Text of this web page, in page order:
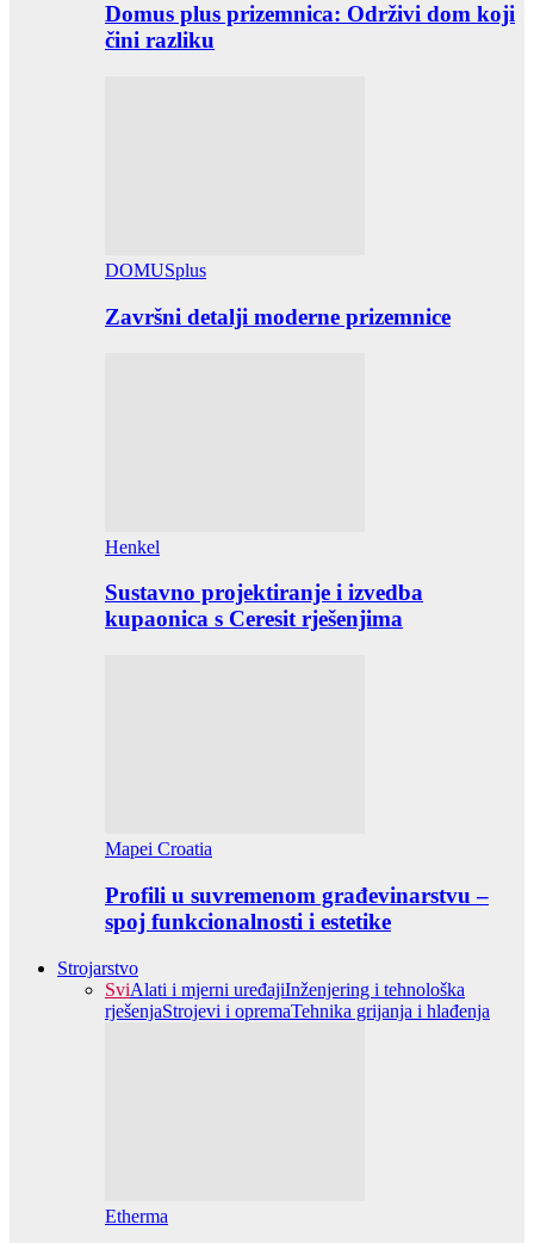
Domus plus prizemnica: Održivi dom koji
čini razliku
DOMUSplus
Završni detalji moderne prizemnice
Henkel
Sustavno projektiranje i izvedba
kupaonica s Ceresit rješenjima
Mapei Croatia
Profili u suvremenom građevinarstvu –
spoj funkcionalnosti i estetike
Strojarstvo
SviAlati i mjerni uređajiInženjering i tehnološka
rješenjaStrojevi i opremaTehnika grijanja i hlađenja
Etherma